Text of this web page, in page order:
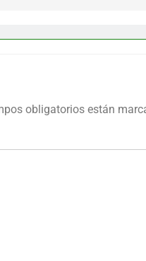
obligatorios están